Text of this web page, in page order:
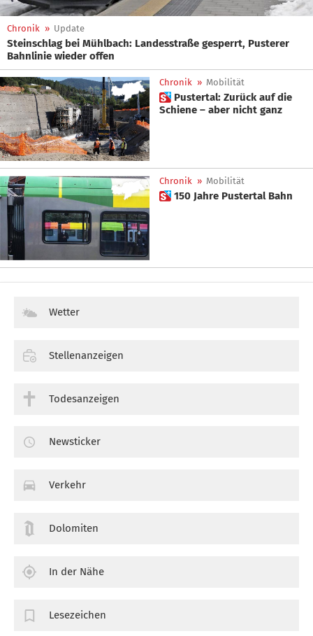
Chronik » Update
Steinschlag bei Mühlbach: Landesstraße gesperrt, Pusterer
Bahnlinie wieder offen
Chronik » Mobilität
 Pustertal: Zurück auf die
Schiene – aber nicht ganz
Chronik » Mobilität
 150 Jahre Pustertal Bahn
Wetter
Stellenanzeigen
Todesanzeigen
Newsticker
Verkehr
Dolomiten
In der Nähe
Lesezeichen